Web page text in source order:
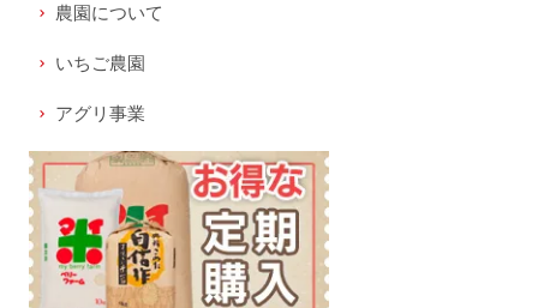
農園について
いちご農園
アグリ事業